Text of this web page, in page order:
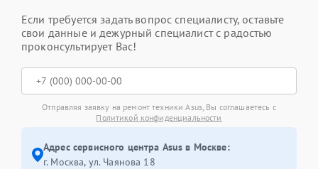
Если требуется задать вопрос специалисту, оставьте
свои данные и дежурный специалист с радостью
проконсультирует Вас!
Отправляя заявку на ремонт техники Asus, Вы соглашаетесь с
Политикой конфиденциальности
Адрес сервисного центра Asus в Москве:
г. Москва, ул. Чаянова 18